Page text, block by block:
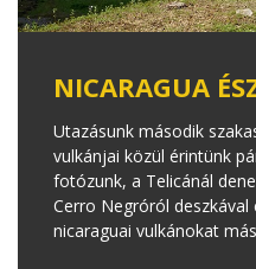
NICARAGUA
Utazásunk második
vulkánjai közül érintünk
fotózunk, a Telicánál
Cerro Negróról deszkával
nicaraguai vulkánokat